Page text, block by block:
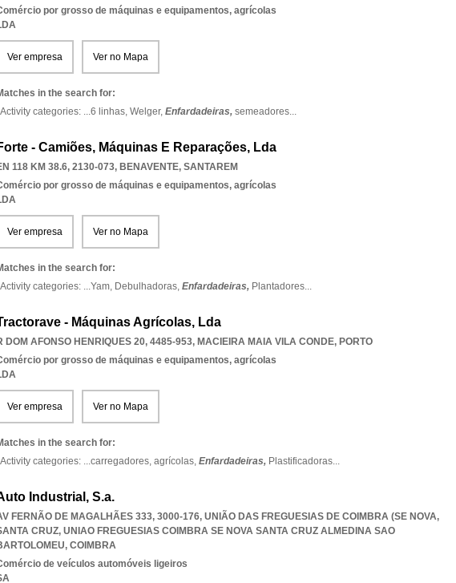
por grosso de máquinas e equipamentos, agrícolas
Ver empresa Ver no Mapa
in the search for:
Activity categories: ...6 linhas, Welger, Enfardadeiras, semeadores...
- Camiões, Máquinas E Reparações, Lda
118 KM 38.6, 2130-073, BENAVENTE, SANTAREM
por grosso de máquinas e equipamentos, agrícolas
Ver empresa Ver no Mapa
in the search for:
Activity categories: ...Yam, Debulhadoras, Enfardadeiras, Plantadores...
- Máquinas Agrícolas, Lda
DOM AFONSO HENRIQUES 20, 4485-953, MACIEIRA MAIA VILA CONDE, PORTO
por grosso de máquinas e equipamentos, agrícolas
Ver empresa Ver no Mapa
in the search for:
Activity categories: ...carregadores, agrícolas, Enfardadeiras, Plastificadoras...
Industrial, S.a.
FERNÃO DE MAGALHÃES 333, 3000-176, UNIÃO DAS FREGUESIAS DE COIMBRA (SE NOVA,
CRUZ, UNIAO FREGUESIAS COIMBRA SE NOVA SANTA CRUZ ALMEDINA SAO
, COIMBRA
de veículos automóveis ligeiros